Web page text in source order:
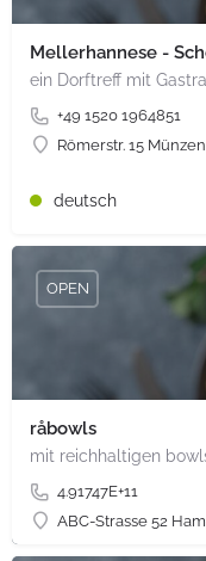
Mellerhannese -
+49 1520 1964851
Römerstr. 15
deutsch
råbowls
4.91747E+11
ABC-Strasse 52
OPEN